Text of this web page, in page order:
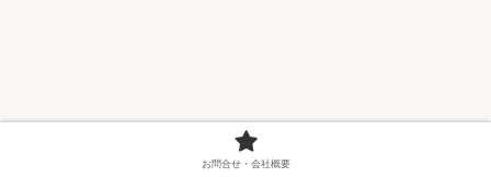
お問合せ・会社概要